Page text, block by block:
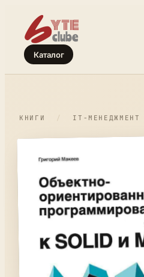
Каталог
КНИГИ / IT-МЕНЕДЖМЕНТ